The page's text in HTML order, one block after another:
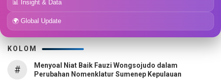
📊 Insight & Data
🌍 Global Update
KOLOM
#
Menyoal Niat Baik Fauzi Wongsojudo dalam
Perubahan Nomenklatur Sumenep Kepulauan